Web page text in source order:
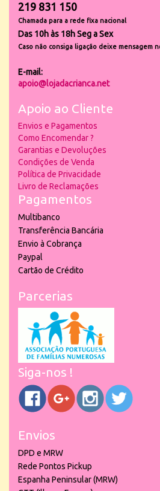
219 831 150
Chamada para a rede fixa nacional
Das 10h às 18h Seg a Sex
Caso não consiga ligação deixe mensagem
E-mail:
apoio@lojadacrianca.net
Apoio ao Cliente
Envios e Pagamentos
Como Encomendar ?
Garantias e Devoluções
Condições de Venda
Política de Privacidade
Livro de Reclamações
Pagamentos
Multibanco
Transferência Bancária
Envio à Cobrança
Paypal
Cartão de Crédito
Parcerias
Siga-nos !
Envios
DPD e MRW
Rede Pontos Pickup
Espanha Peninsular (MRW)